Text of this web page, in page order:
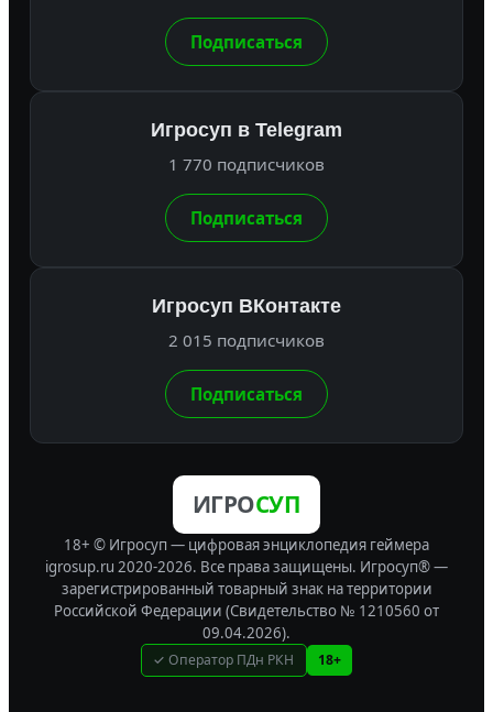
Подписаться
Игросуп в Telegram
1 770 подписчиков
Подписаться
Игросуп ВКонтакте
2 015 подписчиков
Подписаться
ИГРОСУП
18+ © Игросуп — цифровая энциклопедия геймера
igrosup.ru 2020-2026. Все права защищены. Игросуп® —
зарегистрированный товарный знак на территории
Российской Федерации (Свидетельство № 1210560 от
09.04.2026).
✓ Оператор ПДн РКН 18+